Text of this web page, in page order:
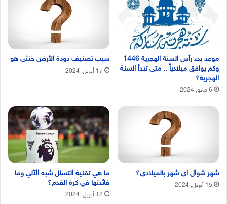
موعد بدء رأس السنة الهجرية 1446
وكم يوافق ميلادياً .. متى تبدأ السنة
الهجرية؟
6 مايو, 2024
سبب تصنيف دودة الأرض خنثى هو
17 أبريل, 2024
شهر شوال اي شهر بالميلادي؟
15 أبريل, 2024
ما هي تقنية التسلل شبه الآلي وما
فائدتها في كرة القدم؟
12 أبريل, 2024